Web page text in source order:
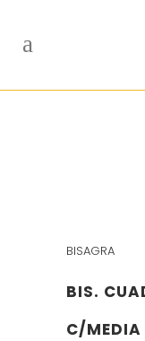
BISAGRA
BIS.
C/MEDIA